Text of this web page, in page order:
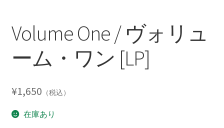
Volume One / ヴォリュ
ーム・ワン [LP]
¥1,650 （税込）
在庫あり